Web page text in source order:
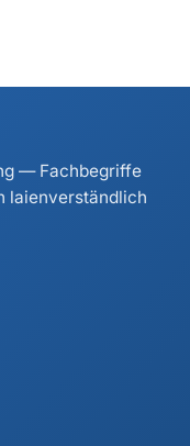
— Fachbegriffe
laienverständlich